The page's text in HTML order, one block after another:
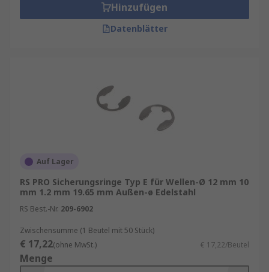
Hinzufügen
Datenblätter
Auf Lager
RS PRO Sicherungsringe Typ E für Wellen-Ø 12 mm 10
mm 1.2 mm 19.65 mm Außen-ø Edelstahl
RS Best.-Nr. 209-6902
Zwischensumme (1 Beutel mit 50 Stück)
€ 17,22(ohne MwSt.) € 17,22/Beutel
Menge